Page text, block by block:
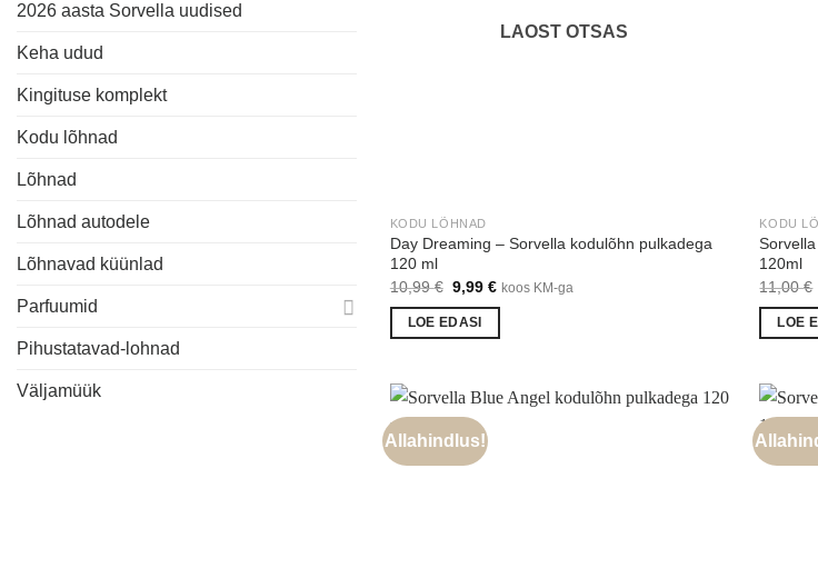
2026 aasta Sorvella uudised
Keha udud
Kingituse komplekt
Kodu lõhnad
Lõhnad
Lõhnad autodele
Lõhnavad küünlad
Parfuumid
Pihustatavad-lohnad
Väljamüük
LAOST OTSAS
KODU LÕHNAD
Day Dreaming – Sorvella kodulõhn pulkadega
120 ml
10,99€ Algne
hind
oli:
10,99 €.
9,99€Praegune
koos KM-ga
LOE EDASI
KODU
120ml
11,00€
LOE
Allahindlus!